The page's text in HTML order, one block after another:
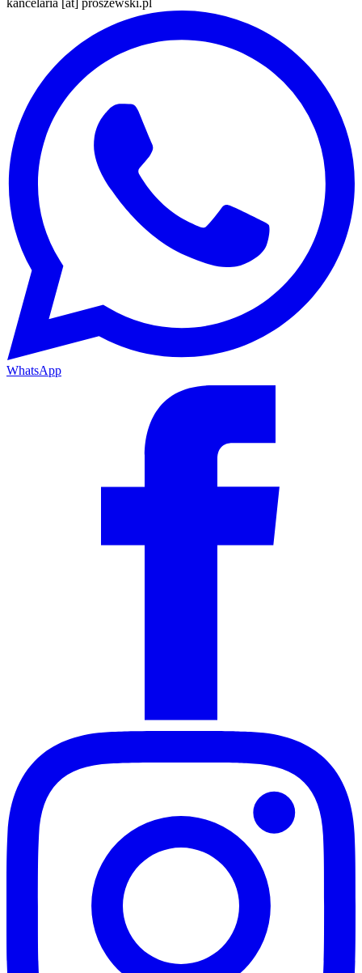
kancelaria [at] proszewski.pl
WhatsApp